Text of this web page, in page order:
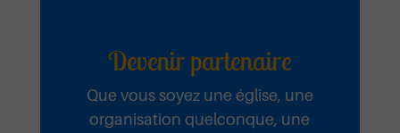
Devenir partenaire
Que vous soyez une église, une
organisation quelconque, une
comme toi
Ta Miséricorde Mai 2025